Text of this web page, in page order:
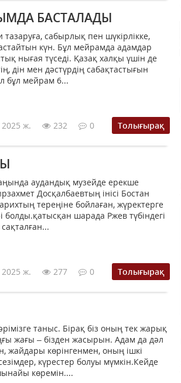
БАСТАЛАДЫ
сабырлық пен шүкірлікке,
күн. Бұл мейрамда адамдар
нығая түседі. Қазақ халқы үшін де
дін мен дәстүрдің сабақтастығын
бұл мейрам 6...
ж. 232 0 Толығырақ
аудандық музейде ерекше
Досқалбаевтың інісі Бостан
тереңіне бойлаған, жүректерге
болды.қатысқан шарада Ржев түбіндегі
ж. 277 0 Толығырақ
таныс. Бірақ біз оның тек жарық
жағы – бізден жасырын. Адам да дәл
жайдары көрінгенмен, оның ішкі
күрестер болуы мүмкін.Кейде
көремін....